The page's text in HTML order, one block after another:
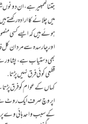
جتنا گھمبیر ہے، ان
میں چلانے کا ارادہ رکھتے
ہوئے ہیں کہ ایسے کسی
بھی دستیاب ہے، پشاور سے
قطعی کوئی فرق نہیں پڑتا.
اپروچ صرف ایک روٹ سے
کے سبب واحد ہائی وے